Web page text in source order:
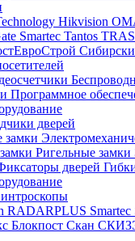
Hikvision
Smartec Tantos
Программное
дверей
замки
Ригельные замки
дверей
RADARPLUS Smartec
Блокпост Скан